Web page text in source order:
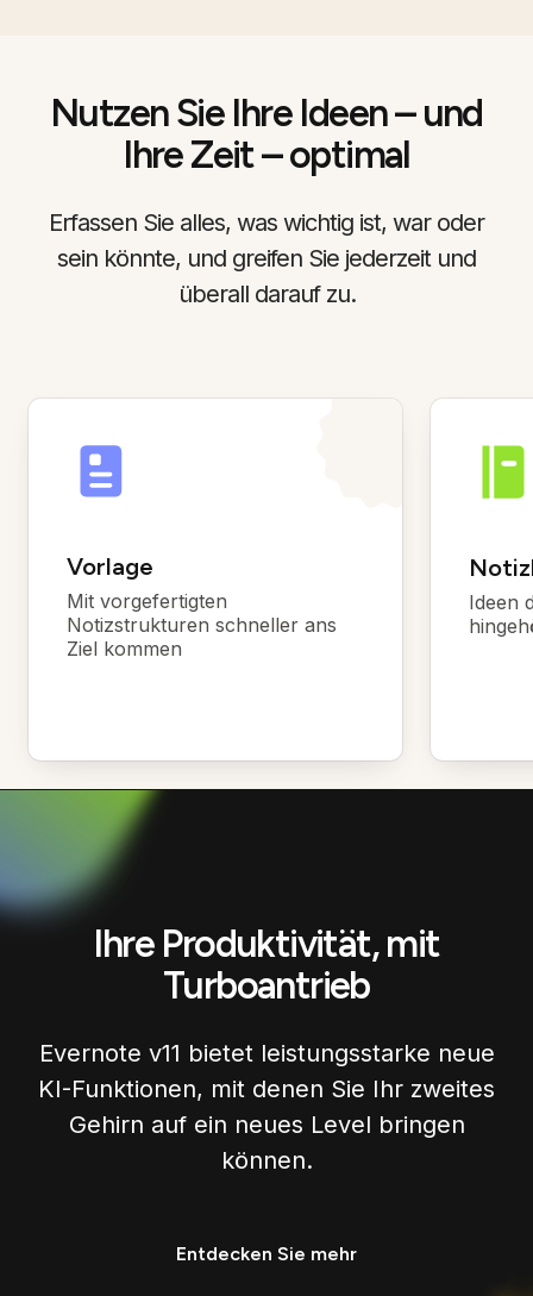
Nutzen Sie Ihre Ideen – und
Ihre Zeit – optimal
Erfassen Sie alles, was wichtig ist, war oder
sein könnte, und greifen Sie jederzeit und
überall darauf zu.
Vorlage
Mit vorgefertigten
Notizstrukturen schneller ans
Ziel kommen
Ideen
Ihre Produktivität, mit
Turboantrieb
Evernote v11 bietet leistungsstarke neue
KI-Funktionen, mit denen Sie Ihr zweites
Gehirn auf ein neues Level bringen
können.
Entdecken Sie mehr